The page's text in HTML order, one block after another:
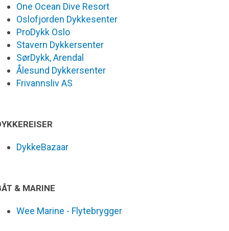
One Ocean Dive Resort
Oslofjorden Dykkesenter
ProDykk Oslo
Stavern Dykkersenter
SørDykk, Arendal
Ålesund Dykkersenter
Frivannsliv AS
DykkeBazaar
& MARINE
Wee Marine - Flytebrygger